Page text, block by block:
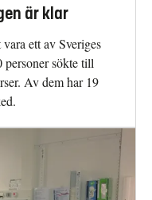
är klar
ett av Sveriges
personer sökte till
Av dem har 19